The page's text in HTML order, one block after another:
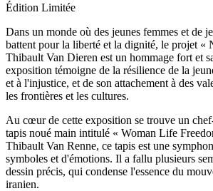
Édition Limitée
Dans un monde où des jeunes femmes et de
battent pour la liberté et la dignité, le projet «
Thibault Van Dieren est un hommage fort et
exposition témoigne de la résilience de la
et à l'injustice, et de son attachement à des
les frontières et les cultures.
Au cœur de cette exposition se trouve un
tapis noué main intitulé « Woman Life
Thibault Van Renne, ce tapis est une
symboles et d'émotions. Il a fallu plusieurs
dessin précis, qui condense l'essence du
iranien.